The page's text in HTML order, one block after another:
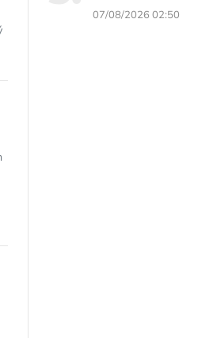
07/08/2026 02:50